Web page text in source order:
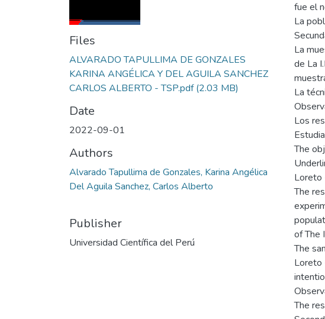
Files
ALVARADO TAPULLIMA DE GONZALES
KARINA ANGÉLICA Y DEL AGUILA SANCHEZ
CARLOS ALBERTO - TSP.pdf(2.03 MB)
Date
2022-09-01
Authors
Alvarado Tapullima de Gonzales, Karina Angélica
Del Aguila Sanchez, Carlos Alberto
Publisher
Universidad Científica del Perú
fue el
La
La
de La
La
Los
The
Loreto
The
of The
The
Loreto
The